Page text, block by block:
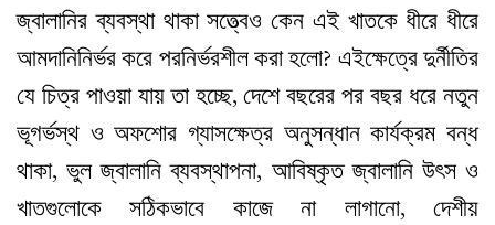
জ্বালানির ব্যবস্থা থাকা সত্ত্বেও কেন এই খাতকে ধীরে ধীরে
আমদানিনির্ভর করে পরনির্ভরশীল করা হলো? এইক্ষেত্রে দুর্নীতির
যে চিত্র পাওয়া যায় তা হচ্ছে, দেশে বছরের পর বছর ধরে নতুন
ভূগর্ভস্থ ও অফশোর গ্যাসক্ষেত্র অনুসন্ধান কার্যক্রম বন্ধ
থাকা, ভুল জ্বালানি ব্যবস্থাপনা, আবিষ্কৃত জ্বালানি উৎস ও
খাতগুলোকে সঠিকভাবে কাজে না লাগানো, দেশীয়